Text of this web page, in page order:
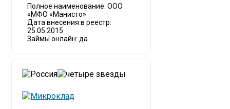
Полное наименование: ООО
«МФО «Манисто»
Дата внесения в реестр:
25.05.2015
Займы онлайн: да